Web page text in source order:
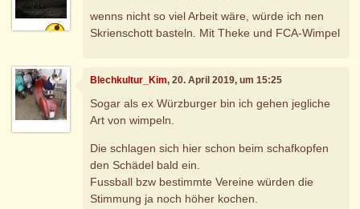
wenns nicht so viel Arbeit wäre, würde ich nen
Skrienschott basteln. Mit Theke und FCA-Wimpel
Blechkultur_Kim, 20. April 2019, um 15:25
Sogar als ex Würzburger bin ich gehen jegliche
Art von wimpeln.
Die schlagen sich hier schon beim schafkopfen
den Schädel bald ein.
Fussball bzw bestimmte Vereine würden die
Stimmung ja noch höher kochen.